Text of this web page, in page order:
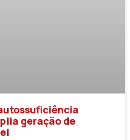
geração de